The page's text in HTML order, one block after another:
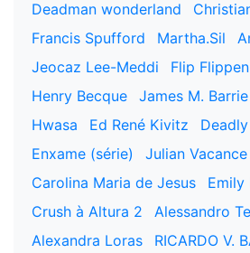
Deadman wonderland
Francis Spufford
Martha.Sil
Jeocaz Lee-Meddi
Flip Flippen
Henry Becque
James M. Barrie
Hwasa
Ed René Kivitz
Enxame (série)
Julian Vacance
Carolina Maria de Jesus
Emily
Crush à Altura 2
Alessandro
Alexandra Loras
RICARDO V.